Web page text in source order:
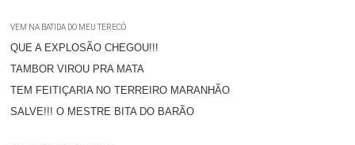
VEM NA BATIDA DO MEU TERECÔ
QUE A EXPLOSÃO CHEGOU!!!
TAMBOR VIROU PRA MATA
TEM FEITIÇARIA NO TERREIRO MARANHÃO
SALVE!!! O MESTRE BITA DO BARÃO